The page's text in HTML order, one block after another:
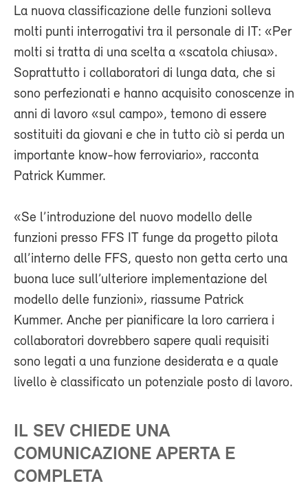
La nuova classificazione delle funzioni solleva
molti punti interrogativi tra il personale di IT: «Per
molti si tratta di una scelta a «scatola chiusa».
Soprattutto i collaboratori di lunga data, che si
sono perfezionati e hanno acquisito conoscenze in
anni di lavoro «sul campo», temono di essere
sostituiti da giovani e che in tutto ciò si perda un
importante know-how ferroviario», racconta
Patrick Kummer.
«Se l’introduzione del nuovo modello delle
funzioni presso FFS IT funge da progetto pilota
all’interno delle FFS, questo non getta certo una
buona luce sull’ulteriore implementazione del
modello delle funzioni», riassume Patrick
Kummer. Anche per pianificare la loro carriera i
collaboratori dovrebbero sapere quali requisiti
sono legati a una funzione desiderata e a quale
livello è classificato un potenziale posto di lavoro.
IL SEV CHIEDE UNA
COMUNICAZIONE APERTA E
COMPLETA